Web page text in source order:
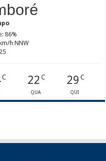
86%
h NNW
C 22 C
QUA
29C
QUI